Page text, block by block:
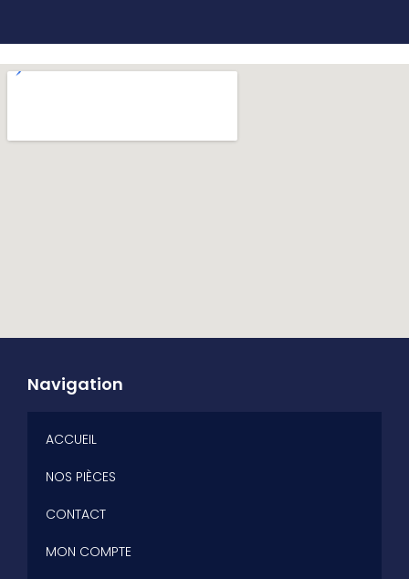
Navigation
ACCUEIL
NOS PIÈCES
CONTACT
MON COMPTE